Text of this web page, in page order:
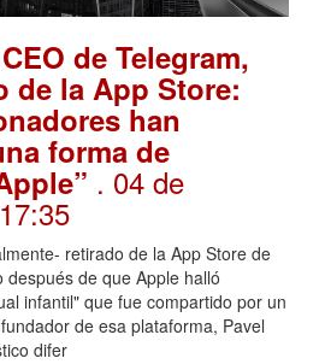
de Telegram,
de la App Store:
han
forma de
. 04 de
retirado de la App Store de
de que Apple halló
infantil" que fue compartido por un
de esa plataforma, Pavel
difer